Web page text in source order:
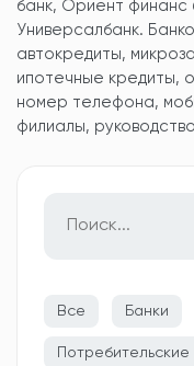
банк, Ориент финанс
Универсалбанк.
автокредиты,
ипотечные кредиты,
номер телефона,
филиалы,
Все Банки